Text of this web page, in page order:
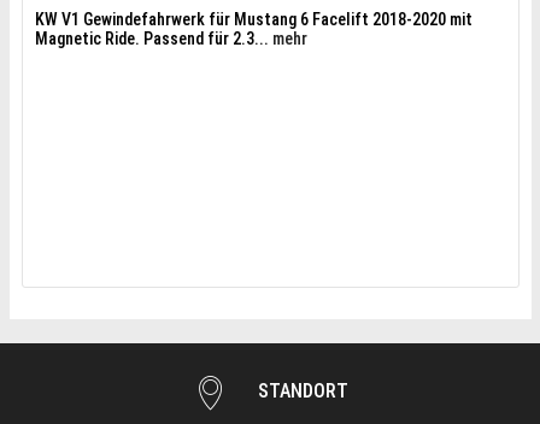
KW V1 Gewindefahrwerk für Mustang 6 Facelift 2018-2020 mit
Magnetic Ride. Passend für 2.3... mehr
STANDORT